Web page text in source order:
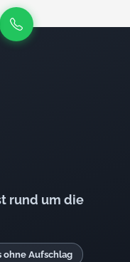
rund um die
ohne Aufschlag